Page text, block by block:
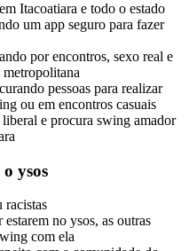
Itacoatiara e todo o estado
um app seguro para fazer
por encontros, sexo real e
pessoas para realizar
ou em encontros casuais
e procura swing amador
ysos
racistas
estarem no ysos, as outras
com ela